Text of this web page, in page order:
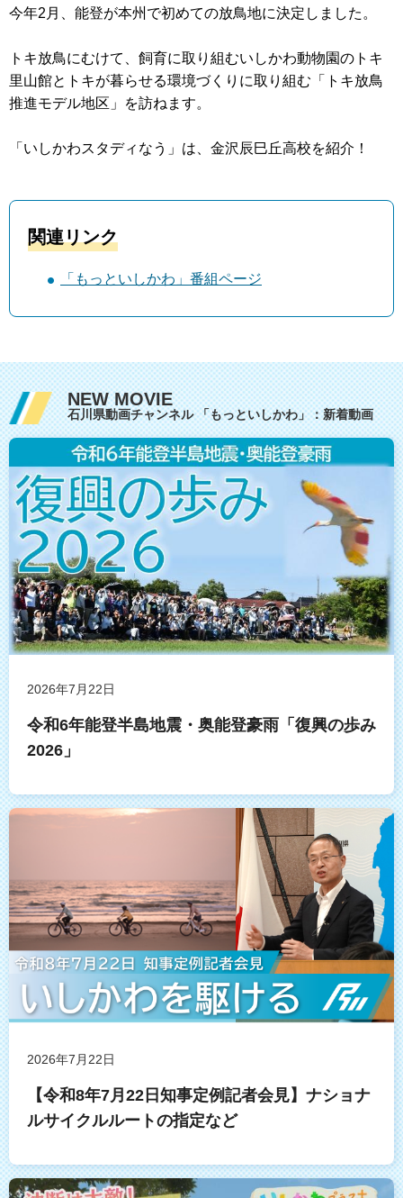
今年2月、能登が本州で初めての放鳥地に決定しました。
トキ放鳥にむけて、飼育に取り組むいしかわ動物園のトキ
里山館とトキが暮らせる環境づくりに取り組む「トキ放鳥
推進モデル地区」を訪ねます。
「いしかわスタディなう」は、金沢辰巳丘高校を紹介！
関連リンク
「もっといしかわ」番組ページ
NEW MOVIE
石川県動画チャンネル 「もっといしかわ」：新着動画
2026年7月22日
令和6年能登半島地震・奥能登豪雨「復興の歩み
2026」
2026年7月22日
【令和8年7月22日知事定例記者会見】ナショナ
ルサイクルルートの指定など